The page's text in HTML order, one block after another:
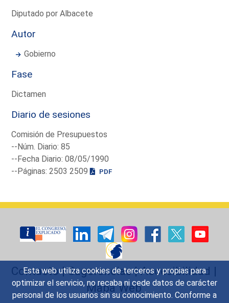
Esta web utiliza cookies de terceros y propias para
optimizar el servicio, no recaba ni cede datos de carácter
personal de los usuarios sin su conocimiento. Conforme a
Diputado por Albacete
Autor
Gobierno
Fase
Dictamen
Diario de sesiones
Comisión de Presupuestos
--Núm. Diario: 85
--Fecha Diario: 08/05/1990
--Páginas: 2503 2509
PDF
Contacto|Sugerencias|Accesibilidad |
Mapa Web